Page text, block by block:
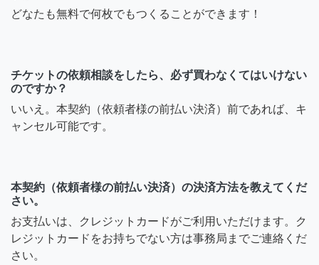
どなたも無料で何枚でもつくることができます！
チケットの依頼相談をしたら、必ず買わなくてはいけない
のですか？
いいえ。本契約（依頼者様の前払い決済）前であれば、キ
ャンセル可能です。
本契約（依頼者様の前払い決済）の決済方法を教えてくだ
さい。
お支払いは、クレジットカードがご利用いただけます。ク
レジットカードをお持ちでない方は事務局までご連絡くだ
さい。